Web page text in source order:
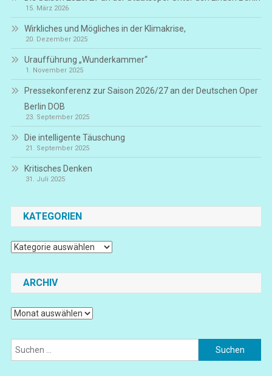
15. März 2026
Wirkliches und Mögliches in der Klimakrise,
20. Dezember 2025
Uraufführung „Wunderkammer“
1. November 2025
Pressekonferenz zur Saison 2026/27 an der Deutschen Oper
Berlin DOB
23. September 2025
Die intelligente Täuschung
21. September 2025
Kritisches Denken
31. Juli 2025
KATEGORIEN
Kategorien
ARCHIV
Archiv
Suchen
nach: